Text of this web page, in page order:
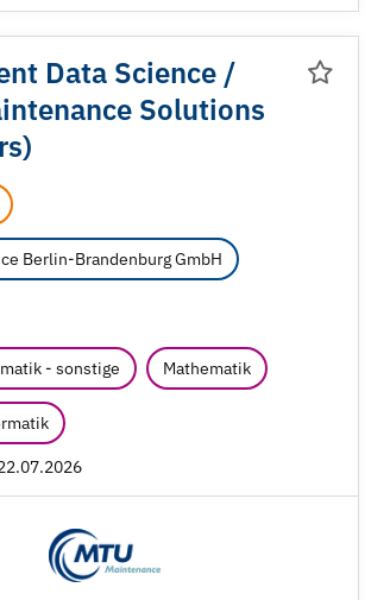
Data Science /
Solutions
Berlin-Brandenburg GmbH
- sonstige Mathematik